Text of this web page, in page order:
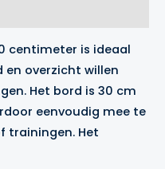
centimeter is ideaal
en overzicht willen
Het bord is 30 cm
eenvoudig mee te
trainingen. Het